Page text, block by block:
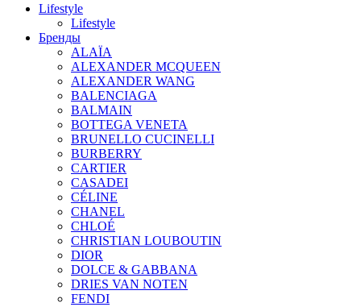
Lifestyle
Lifestyle
Бренды
ALAÏA
ALEXANDER MCQUEEN
ALEXANDER WANG
BALENCIAGA
BALMAIN
BOTTEGA VENETA
BRUNELLO CUCINELLI
BURBERRY
CARTIER
CASADEI
CÉLINE
CHANEL
CHLOÉ
CHRISTIAN LOUBOUTIN
DIOR
DOLCE & GABBANA
DRIES VAN NOTEN
FENDI